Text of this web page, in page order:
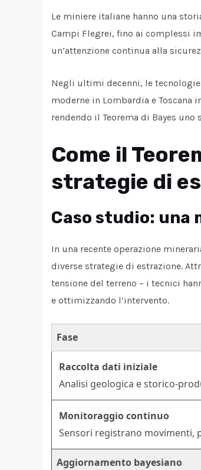
Le miniere italiane hanno una
Campi Flegrei, fino ai complessi
un’attenzione continua alla
Negli ultimi decenni, le
moderne in Lombardia e
rendendo il Teorema di Bayes
Come il
strategie di
Caso studio: una
In una recente operazione
diverse strategie di estrazione.
tensione del terreno – i tecnici
e ottimizzando l’intervento.
Fase
Raccolta dati iniziale
Analisi geologica e storico-
Monitoraggio continuo
Sensori registrano movimenti,
Aggiornamento bayesiano